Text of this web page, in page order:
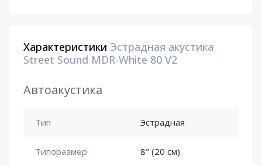
Характеристики Эстрадная акустика
Street Sound MDR-White 80 V2
Автоакустика
Тип Эстрадная
Типоразмер 8" (20 см)